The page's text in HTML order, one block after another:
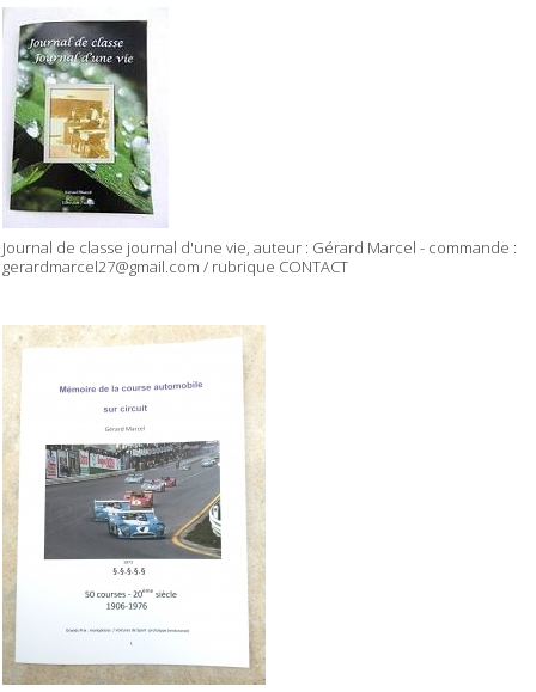
Journal de classe journal d'une vie, auteur : Gérard Marcel - commande :
gerardmarcel27@gmail.com / rubrique CONTACT